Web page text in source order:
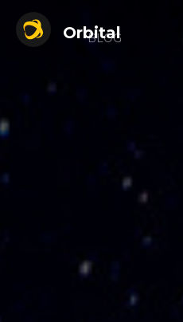
Orbital
BLOG